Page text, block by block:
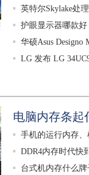
英特尔Skylake处
护眼显示器哪款
华硕Asus
LG 发布 LG
电脑内存条起
手机的运行内存
DDR4内存时代快
台式机内存什么